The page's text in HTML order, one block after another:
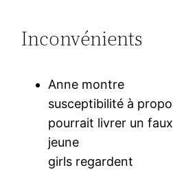
Inconvénients
Anne montre
susceptibilité à
pourrait livrer un
jeune
girls regardent